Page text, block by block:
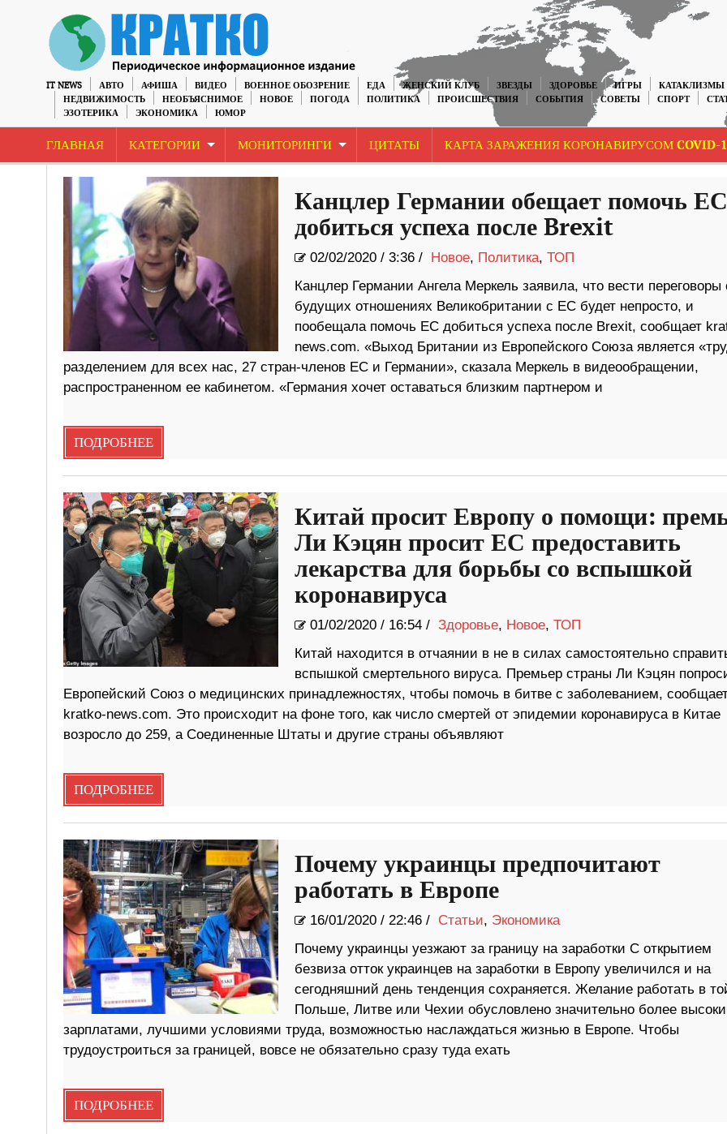
IT NEWS АВТО АФИША ВИДЕО ВОЕННОЕ ОБОЗРЕНИЕ ЕДА ЖЕНСКИЙ КЛУБ ЗВЕЗДЫ ЗДОРОВЬЕ ИГРЫ КАТАКЛИЗМЫ
НЕДВИЖИМОСТЬ
НЕОБЪЯСНИМОЕ НОВОЕ ПОГОДА ПОЛИТИКА ПРОИСШЕСТВИЯ СОБЫТИЯ СОВЕТЫ СПОРТ
ЭЗОТЕРИКА
ЭКОНОМИКА ЮМОР
ГЛАВНАЯ КАТЕГОРИИ МОНИТОРИНГИ ЦИТАТЫ КАРТА ЗАРАЖЕНИЯ КОРОНАВИРУСОМ COVID-
Канцлер Германии обещает помочь ЕС
добиться успеха после Brexit
02/02/2020/ 3:36 / Новое, Политика, ТОП
Канцлер Германии Ангела Меркель заявила, что вести переговоры
будущих отношениях Великобритании с ЕС будет непросто, и
пообещала помочь ЕС добиться успеха после Brexit, сообщает
news.com. «Выход Британии из Европейского Союза является
разделением для всех нас, 27 стран-членов ЕС и Германии», сказала Меркель в видеообращении,
распространенном ее кабинетом. «Германия хочет оставаться близким партнером и
ПОДРОБНЕЕ
Китай просит Европу о помощи:
Ли Кэцян просит ЕС предоставить
лекарства для борьбы со вспышкой
коронавируса
01/02/2020/ 16:54 / Здоровье, Новое, ТОП
Китай находится в отчаянии в не в силах самостоятельно
вспышкой смертельного вируса. Премьер страны Ли Кэцян
Европейский Союз о медицинских принадлежностях, чтобы помочь в битве с заболеванием,
kratko-news.com. Это происходит на фоне того, как число смертей от эпидемии коронавируса в Китае
возросло до 259, а Соединенные Штаты и другие страны объявляют
ПОДРОБНЕЕ
Почему украинцы предпочитают
работать в Европе
16/01/2020/ 22:46 / Статьи, Экономика
Почему украинцы уезжают за границу на заработки С открытием
безвиза отток украинцев на заработки в Европу увеличился и на
сегодняшний день тенденция сохраняется. Желание работать в
Польше, Литве или Чехии обусловлено значительно более
зарплатами, лучшими условиями труда, возможностью наслаждаться жизнью в Европе. Чтобы
трудоустроиться за границей, вовсе не обязательно сразу туда ехать
ПОДРОБНЕЕ